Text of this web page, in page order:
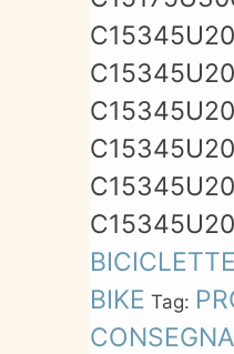
BICICLETTE
BIKE Tag:
CONSEGNA